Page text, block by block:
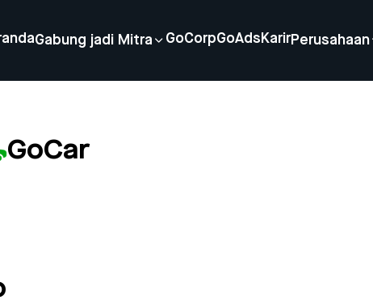
Gabung jadi Mitra GoCorpGoAds KarirPerusahaan
GoCar